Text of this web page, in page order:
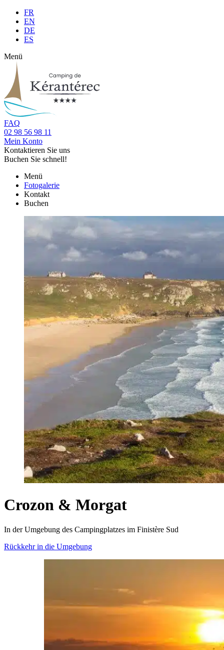
FR
EN
DE
ES
Menü
FAQ
02 98 56 98 11
Mein Konto
Kontaktieren Sie uns
Buchen Sie schnell!
Menü
Fotogalerie
Kontakt
Buchen
Crozon & Morgat
In der Umgebung des Campingplatzes im Finistère Sud
Rückkehr in die Umgebung